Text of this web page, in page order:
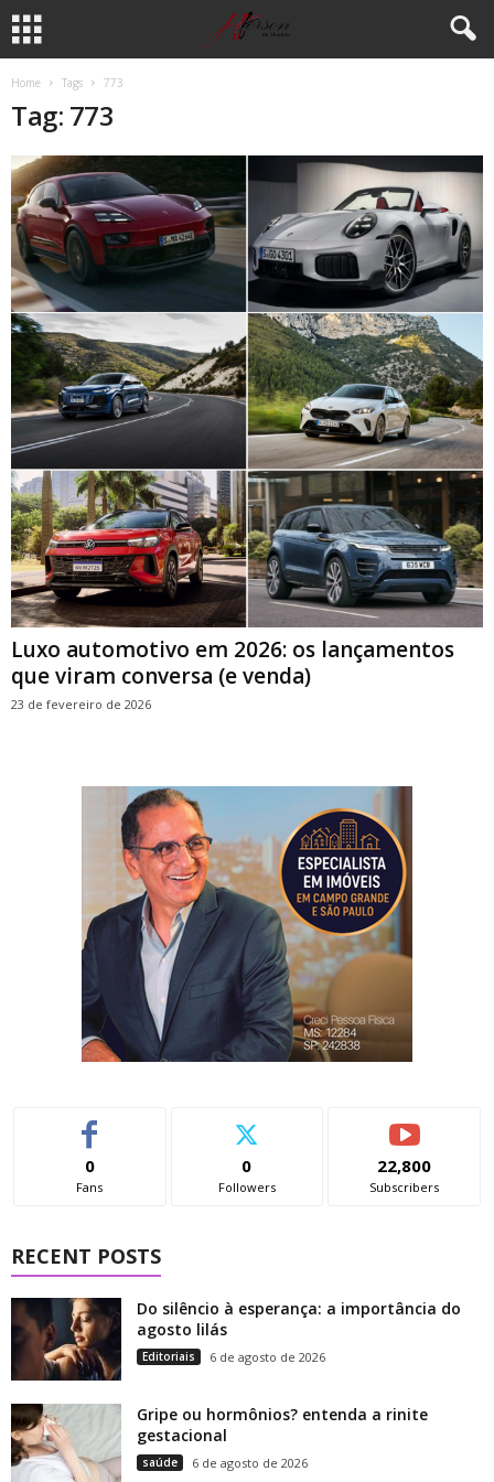
Home Tags 773
Tag: 773
Luxo automotivo em 2026: os lançamentos
que viram conversa (e venda)
23 de fevereiro de 2026
0
Fans
0
Followers
22,800
Subscribers
RECENT POSTS
Do silêncio à esperança: a importância do
agosto lilás
Editoriais 6 de agosto de 2026
Gripe ou hormônios? entenda a rinite
gestacional
saúde 6 de agosto de 2026